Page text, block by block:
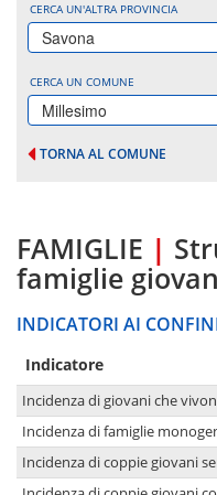
CERCA UN'ALTRA PROVINCIA
Savona
CERCA UN COMUNE
Millesimo
TORNA AL COMUNE
FAMIGLIE |
famiglie
INDICATORI AI
Indicatore
Incidenza di giovani che
Incidenza di famiglie
Incidenza di coppie giovani